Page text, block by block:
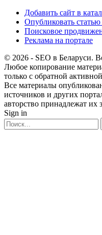
Добавить сайт в
Опубликовать статью
Поисковое
Реклама на портале
© 2026 - SEO в Беларуси.
Любое копирование
только с обратной
Все материалы
источников и других
авторство принадлежат их
Sign in